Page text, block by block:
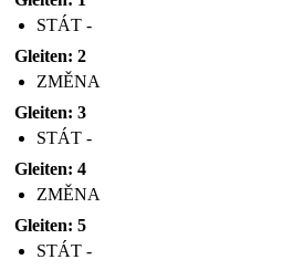
STÁT -
Gleiten: 2
ZMĚNA
Gleiten: 3
STÁT -
Gleiten: 4
ZMĚNA
Gleiten: 5
STÁT -